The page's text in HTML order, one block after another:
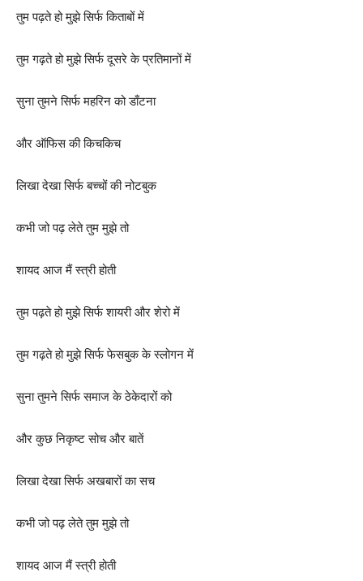
तुम पढ़ते हो मुझे सिर्फ किताबों में
तुम गढ़ते हो मुझे सिर्फ दूसरे के प्रतिमानों में
सुना तुमने सिर्फ महरिन को डाँटना
और ऑफिस की किचकिच
लिखा देखा सिर्फ बच्चों की नोटबुक
कभी जो पढ़ लेते तुम मुझे तो
शायद आज मैं स्त्री होती
तुम पढ़ते हो मुझे सिर्फ शायरी और शेरो में
तुम गढ़ते हो मुझे सिर्फ फेसबुक के स्लोगन में
सुना तुमने सिर्फ समाज के ठेकेदारों को
और कुछ निकृष्ट सोच और बातें
लिखा देखा सिर्फ अखबारों का सच
कभी जो पढ़ लेते तुम मुझे तो
शायद आज मैं स्त्री होती